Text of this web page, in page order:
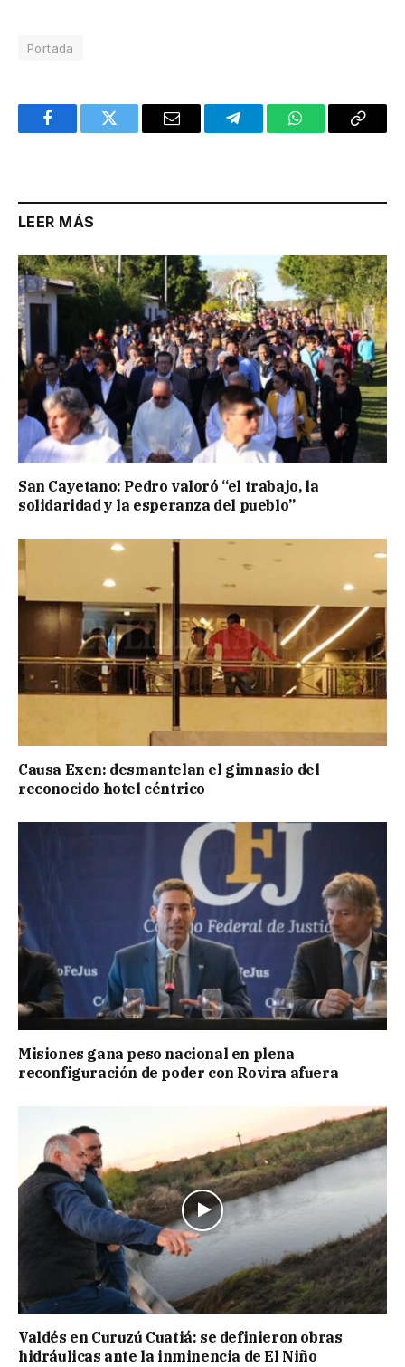
Portada
FacebookTwitter Email TelegramWhatsAppCopy
LEER MÁS
San Cayetano: Pedro valoró “el trabajo, la
solidaridad y la esperanza del pueblo”
Causa Exen: desmantelan el gimnasio del
reconocido hotel céntrico
Misiones gana peso nacional en plena
reconfiguración de poder con Rovira afuera
Valdés en Curuzú Cuatiá: se definieron obras
hidráulicas ante la inminencia de El Niño